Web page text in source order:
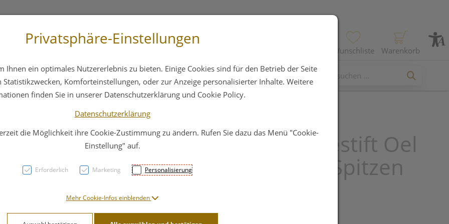
Wunschliste Warenkorb
Hautpflege Familie Nahrungsergänzung
Nagel Hautpflegestift Oel
Canal +3 Ersatz- Spitzen
PZN: 4786807
Privatsphäre-Einstellungen
Ihnen ein optimales Nutzererlebnis zu bieten. Einige Cookies sind für den Betrieb der Seite
Komforteinstellungen, oder zur Anzeige personalisierter Inhalte. Weitere
finden Sie in unserer Datenschutzerklärung und Cookie Policy.
Datenschutzerklärung
die Möglichkeit ihre Cookie-Zustimmung zu ändern. Rufen Sie dazu das Menü "Cookie-
Einstellung" auf.
Erforderlich Marketing Personalisierung
Mehr Cookie-Infos einblenden